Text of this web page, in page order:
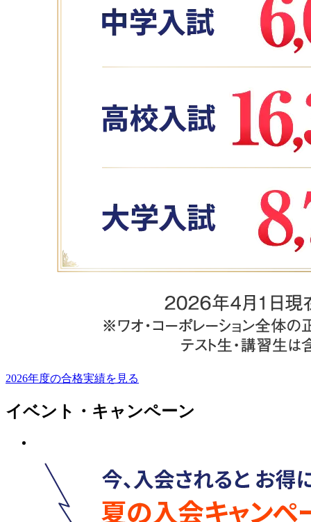
2026年度の合格実績を見る
イベント・キャンペーン